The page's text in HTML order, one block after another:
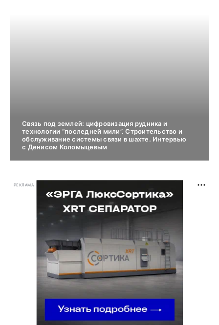
Связь под землей: цифровизация рудника и
технологии “последней мили”. Строительство и
обслуживание системы связи в шахте. Интервью
с Денисом Коломыцевым
РЕКЛАМА